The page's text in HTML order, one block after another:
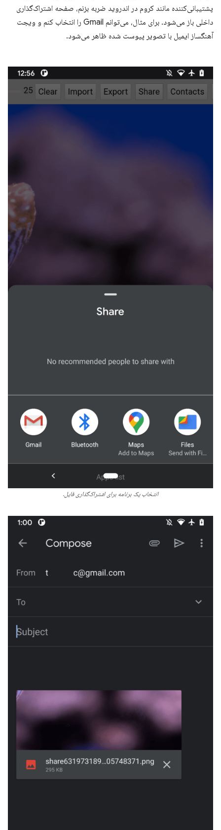
پشتیبانی‌کننده مانند کروم در اندروید ضربه بزنم، صفحه اشتراک‌گذاری
داخلی باز می‌شود. برای مثال، می‌توانم Gmail را انتخاب کنم و ویجت
آهنگساز ایمیل با تصویر پیوست شده ظاهر می‌شود.
انتخاب یک برنامه برای اشتراک‌گذاری فایل.